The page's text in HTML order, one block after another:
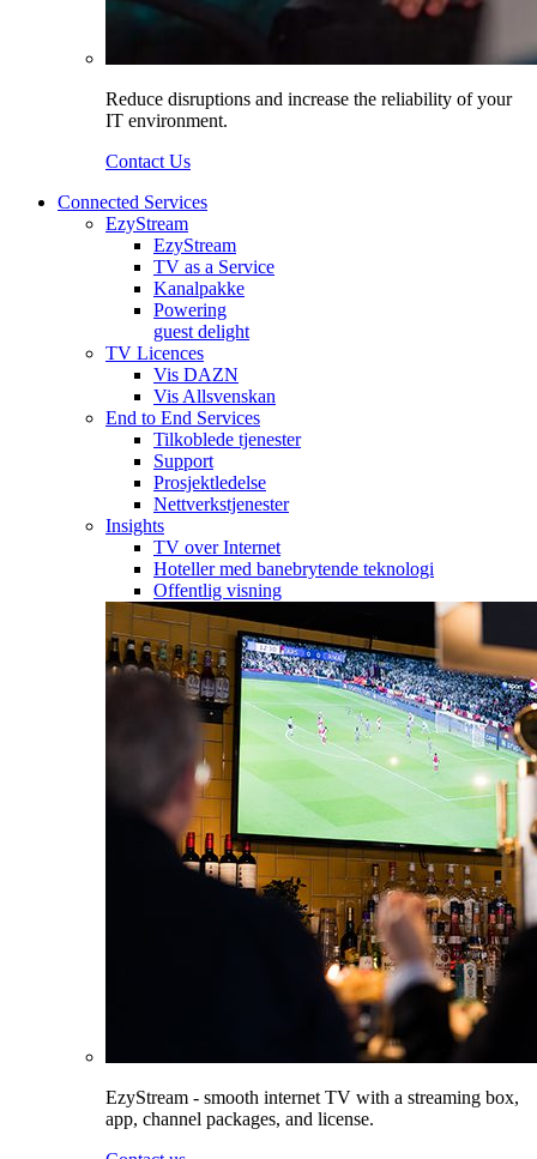
Reduce disruptions and increase the reliability of your
IT environment.
Contact Us
Connected Services
EzyStream
EzyStream
TV as a Service
Kanalpakke
Powering
guest delight
TV Licences
Vis DAZN
Vis Allsvenskan
End to End Services
Tilkoblede tjenester
Support
Prosjektledelse
Nettverkstjenester
Insights
TV over Internet
Hoteller med banebrytende teknologi
Offentlig visning
EzyStream - smooth internet TV with a streaming box,
app, channel packages, and license.